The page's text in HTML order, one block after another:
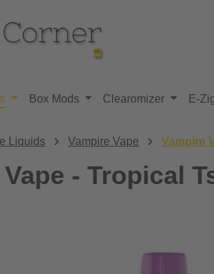
Box Mods Clearomizer E-
Liquids Vampire Vape Vampire
- Tropical